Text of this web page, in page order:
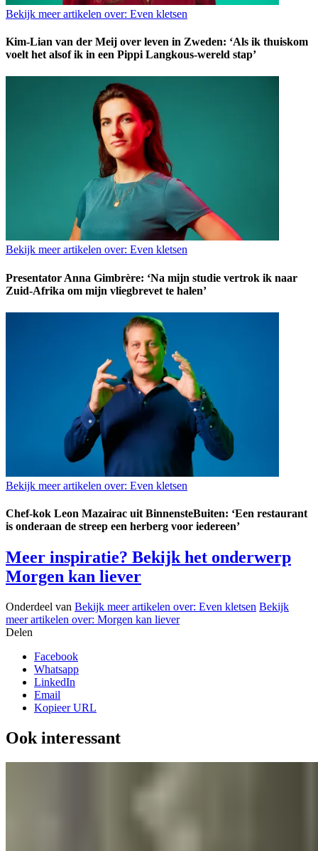
Bekijk meer artikelen over: Even kletsen
Kim-Lian van der Meij over leven in Zweden: ‘Als ik thuiskom
voelt het alsof ik in een Pippi Langkous-wereld stap’
Bekijk meer artikelen over: Even kletsen
Presentator Anna Gimbrère: ‘Na mijn studie vertrok ik naar
Zuid-Afrika om mijn vliegbrevet te halen’
Bekijk meer artikelen over: Even kletsen
Chef-kok Leon Mazairac uit BinnensteBuiten: ‘Een restaurant
is onderaan de streep een herberg voor iedereen’
Meer inspiratie? Bekijk het onderwerp
Morgen kan liever
Onderdeel van Bekijk meer artikelen over: Even kletsen Bekijk
meer artikelen over: Morgen kan liever
Delen
Facebook
Whatsapp
LinkedIn
Email
Kopieer URL
Ook interessant